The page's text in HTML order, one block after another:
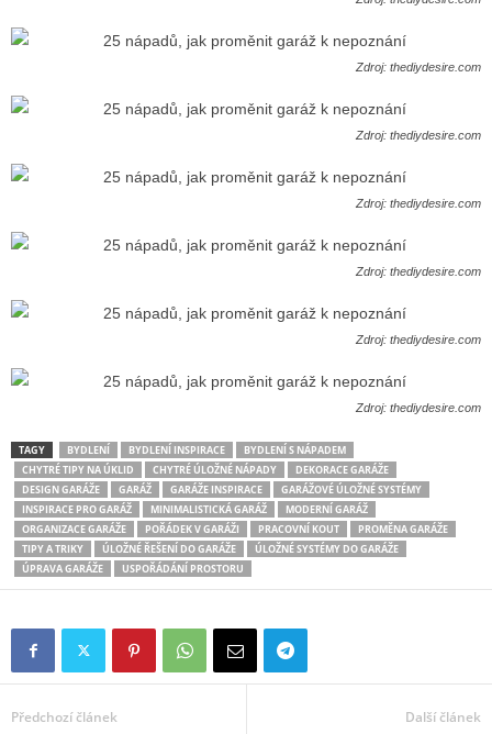
Zdroj: thediydesire.com
Zdroj: thediydesire.com
Zdroj: thediydesire.com
Zdroj: thediydesire.com
Zdroj: thediydesire.com
Zdroj: thediydesire.com
TAGY BYDLENÍ BYDLENÍ INSPIRACE
BYDLENÍ S NÁPADEM
CHYTRÉ TIPY NA ÚKLID
CHYTRÉ ÚLOŽNÉ NÁPADY
DEKORACE GARÁŽE
DESIGN GARÁŽE
GARÁŽ GARÁŽE INSPIRACE
GARÁŽOVÉ ÚLOŽNÉ SYSTÉMY
INSPIRACE PRO GARÁŽ
MINIMALISTICKÁ GARÁŽ
MODERNÍ GARÁŽ
ORGANIZACE GARÁŽE
POŘÁDEK V GARÁŽI PRACOVNÍ KOUT
PROMĚNA GARÁŽE
TIPY A TRIKY
ÚLOŽNÉ ŘEŠENÍ DO GARÁŽE
ÚLOŽNÉ SYSTÉMY DO GARÁŽE
ÚPRAVA GARÁŽE
USPOŘÁDÁNÍ PROSTORU
Předchozí článek Další článek